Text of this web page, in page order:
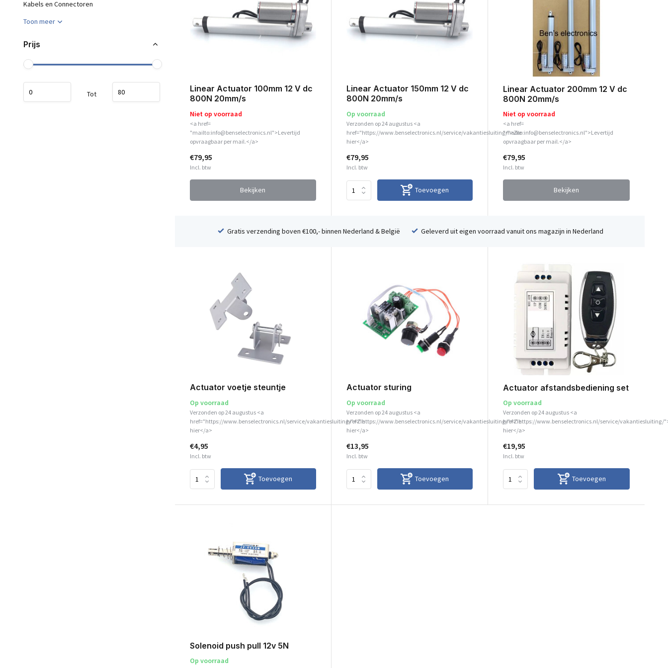
Kabels en Connectoren
Toon meer
Prijs
Tot
Linear Actuator 100mm 12 V dc
800N 20mm/s
Niet op voorraad
<a href=
"mailto:info@benselectronics.nl">Levertijd
opvraagbaar per mail.</a>
€79,95
Incl. btw
Bekijken
Linear Actuator 150mm 12 V dc
800N 20mm/s
Op voorraad
Verzonden op 24 augustus <a
href="https://www.benselectronics.nl/service/vakantiesluiting/">Zie
hier</a>
€79,95
Incl. btw
Toevoegen
Linear Actuator 200mm 12 V dc
800N 20mm/s
Niet op voorraad
<a href=
"mailto:info@benselectronics.nl">Levertijd
opvraagbaar per mail.</a>
€79,95
Incl. btw
Bekijken
Gratis verzending boven €100,- binnen Nederland & België Geleverd uit eigen voorraad vanuit ons magazijn in Nederland
Actuator voetje steuntje
Op voorraad
Verzonden op 24 augustus <a
href="https://www.benselectronics.nl/service/vakantiesluiting/">Zie
hier</a>
€4,95
Incl. btw
Toevoegen
Actuator sturing
Op voorraad
Verzonden op 24 augustus <a
href="https://www.benselectronics.nl/service/vakantiesluiting/">Zie
hier</a>
€13,95
Incl. btw
Toevoegen
Actuator afstandsbediening set
Op voorraad
Verzonden op 24 augustus <a
href="https://www.benselectronics.nl/service/vakantiesluiting/
hier</a>
€19,95
Incl. btw
Toevoegen
Solenoid push pull 12v 5N
Op voorraad